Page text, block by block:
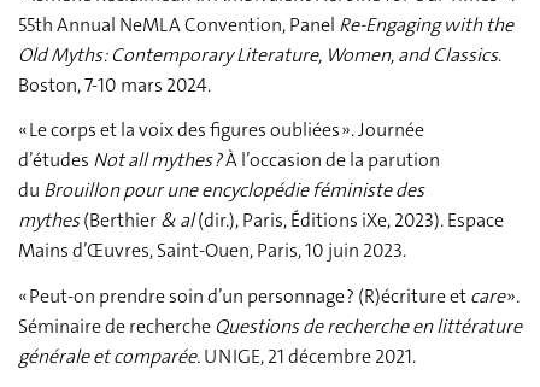
55th Annual NeMLA Convention, Panel Re-Engaging with the
Old Myths: Contemporary Literature, Women, and Classics.
Boston, 7-10 mars 2024.
« Le corps et la voix des figures oubliées ». Journée
d’études Not all mythes ?À l’occasion de la parution
du Brouillon pour une encyclopédie féministe des
mythes(Berthier& al(dir.), Paris, Éditions iXe, 2023). Espace
Mains d’Œuvres, Saint-Ouen, Paris, 10 juin 2023.
« Peut-on prendre soin d’un personnage ? (R)écriture etcare».
Séminaire de rechercheQuestions de recherche en littérature
générale et comparée.UNIGE, 21 décembre 2021.